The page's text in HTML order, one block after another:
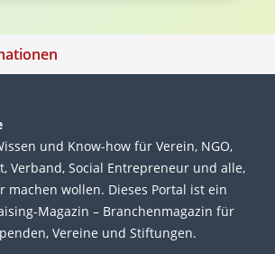
und Know-how für Ver­ein, NGO,
Ver­band, Social Entre­pre­neur und alle,
machen wol­len. Die­ses Por­tal ist ein
Magazin – Bran­chen­magazin für
Ver­eine und Stif­tun­gen.